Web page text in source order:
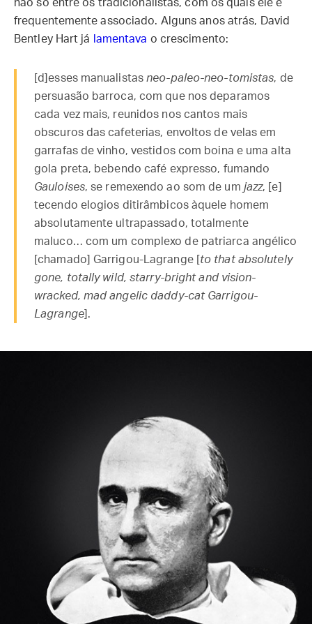
não só entre os tradicionalistas, com os quais ele é
frequentemente associado. Alguns anos atrás, David
Bentley Hart já
lamentava o crescimento:
[d]esses manualistasneo-paleo-neo-tomistas, de
persuasão barroca, com que nos deparamos
cada vez mais, reunidos nos cantos mais
obscuros das cafeterias, envoltos de velas em
garrafas de vinho, vestidos com boina e uma alta
gola preta, bebendo café expresso, fumando
Gauloises, se remexendo ao som de um jazz, [e]
tecendo elogios ditirâmbicos àquele homem
absolutamente ultrapassado, totalmente
maluco… com um complexo de patriarca angélico
[chamado] Garrigou-Lagrange [ to that absolutely
gone, totally wild, starry-bright and vision-
wracked, mad angelic daddy-cat Garrigou-
Lagrange].